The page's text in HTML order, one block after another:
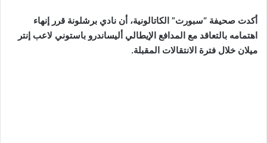
أكدت صحيفة “سبورت” الكاتالونية، أن نادي برشلونة قرر إنهاء
اهتمامه بالتعاقد مع المدافع الإيطالي أليساندرو باستوني لاعب إنتر
ميلان خلال فترة الانتقالات المقبلة.